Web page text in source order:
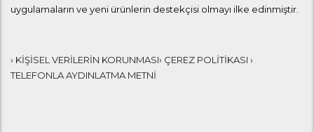
uygulamaların ve yeni ürünlerin destekçisi olmayı ilke edinmiştir.
› KİŞİSEL VERİLERİN KORUNMASI› ÇEREZ POLİTİKASI ›
TELEFONLA AYDINLATMA METNİ